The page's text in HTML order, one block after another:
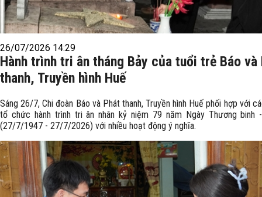
26/07/2026 14:29
Hành trình tri ân tháng Bảy của tuổi trẻ Báo và
thanh, Truyền hình Huế
Sáng 26/7, Chi đoàn Báo và Phát thanh, Truyền hình Huế phối hợp với
tổ chức hành trình tri ân nhân kỷ niệm 79 năm Ngày Thương binh
(27/7/1947 - 27/7/2026) với nhiều hoạt động ý nghĩa.